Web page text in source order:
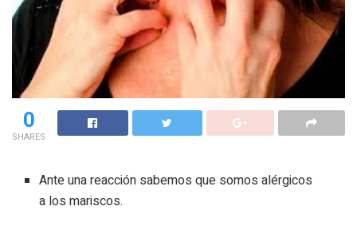
0
SHARES
Ante una reacción sabemos que somos alérgicos
a los mariscos.